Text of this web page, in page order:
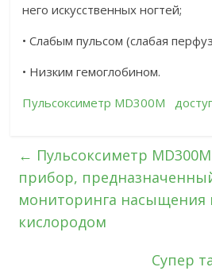
него искусственных ногтей;
• Слабым пульсом (слабая
• Низким гемоглобином.
Пульсоксиметр MD300M
← Пульсоксиметр
прибор,
мониторинга насыщения
кислородом
Cупер